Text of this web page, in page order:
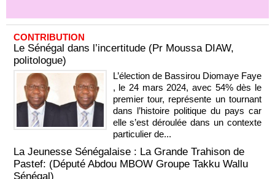
CONTRIBUTION
Le Sénégal dans l’incertitude (Pr Moussa DIAW,
politologue)
L’élection de Bassirou Diomaye Faye
, le 24 mars 2024, avec 54% dès le
premier tour, représente un tournant
dans l’histoire politique du pays car
elle s’est déroulée dans un contexte
particulier de...
La Jeunesse Sénégalaise : La Grande Trahison de
Pastef: (Député Abdou MBOW Groupe Takku Wallu
Sénégal)